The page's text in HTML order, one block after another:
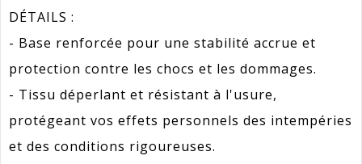
DÉTAILS :
- Base renforcée pour une stabilité accrue et
protection contre les chocs et les dommages.
- Tissu déperlant et résistant à l'usure,
protégeant vos effets personnels des intempéries
et des conditions rigoureuses.